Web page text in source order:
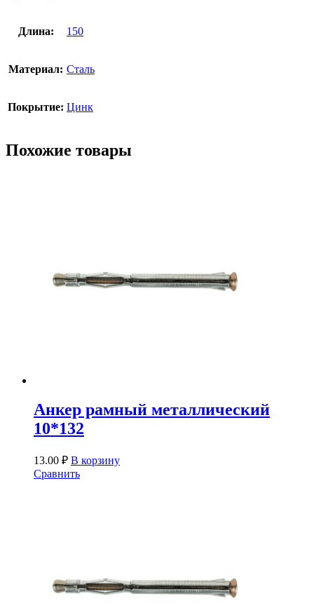
Длина: 150
Материал: Сталь
Покрытие: Цинк
Похожие товары
Анкер рамный металлический
10*132
13.00 ₽ В корзину
Сравнить